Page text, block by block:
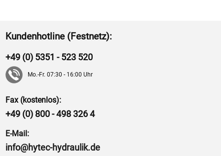
Kundenhotline (Festnetz):
+49 (0) 5351 - 523 520
Mo.-Fr. 07:30 - 16:00 Uhr
Fax (kostenlos):
+49 (0) 800 - 498 326 4
E-Mail:
info@hytec-hydraulik.de